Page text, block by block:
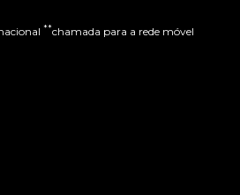
**chamada para a rede móvel